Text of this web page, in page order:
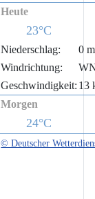
Heute
23°C
Niederschlag:
0
Windrichtung:
Geschwindigkeit: 13
Morgen
24°C
© Deutscher